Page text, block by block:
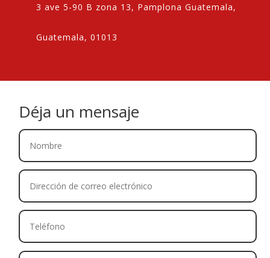
3 ave 5-90 B zona 13, Pamplona Guatemala,
Guatemala, 01013
Déja un mensaje